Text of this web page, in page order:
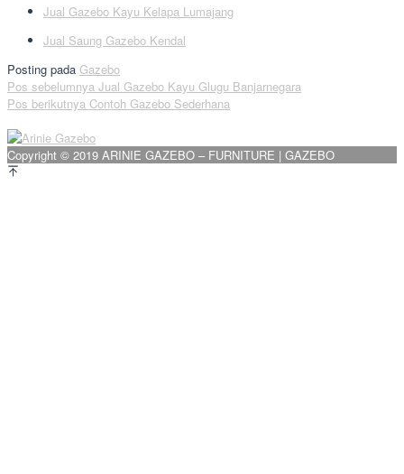
Jual Gazebo Kayu Kelapa Lumajang
Jual Saung Gazebo Kendal
Posting pada Gazebo
Navigasi
pos
Pos sebelumnya Jual Gazebo Kayu Glugu Banjarnegara
Pos berikutnya Contoh Gazebo Sederhana
Copyright © 2019 ARINIE GAZEBO – FURNITURE | GAZEBO